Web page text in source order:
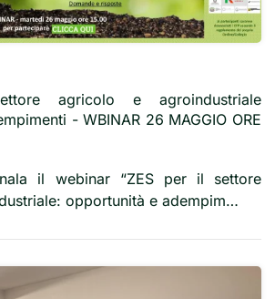
agricolo e agroindustriale
- WBINAR 26 MAGGIO ORE
il webinar “ZES per il settore
opportunità e adempim…